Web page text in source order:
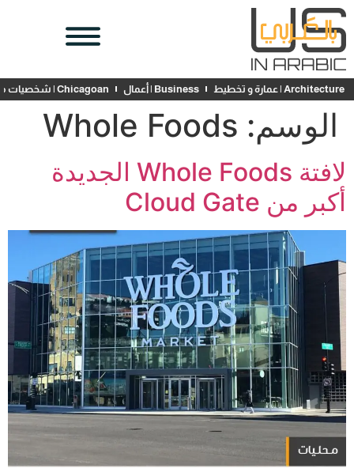
Architecture | عمارة و تخطيط Business | أعمال Chicagoan | شخصيات محلية
الوسم: Whole Foods
لافتة Whole Foods الجديدة
أكبر من Cloud Gate